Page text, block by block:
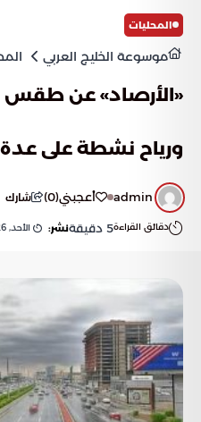
المحليات
موسوعة الخليج العربي
«الأرصاد» عن طقس
ورياح نشطة على
admin أعجبني(
0
) شارك
دقائق القراءة5 دقيقةنشر: الأحد, 26 أبريل